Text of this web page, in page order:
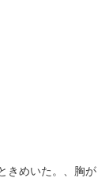
きめいた。、胸が